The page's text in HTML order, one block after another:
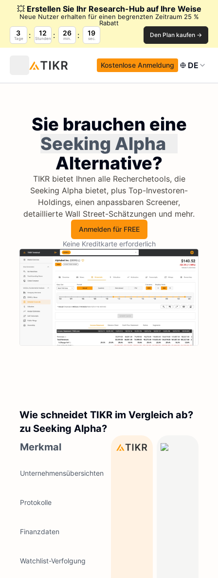
💥 Erstellen Sie Ihr Research-Hub auf Ihre Weise
Neue Nutzer erhalten für einen begrenzten Zeitraum 25 %
Rabatt
3
Tage
12
Stunden
26
min.
18
sec. Den Plan kaufen →
Kostenlose Anmeldung DE
Sie brauchen eine
Seeking Alpha
Alternative?
TIKR bietet Ihnen alle Recherchetools, die
Seeking Alpha bietet, plus Top-Investoren-
Holdings, einen anpassbaren Screener,
detaillierte Wall Street-Schätzungen und mehr.
Anmelden für FREE
Keine Kreditkarte erforderlich
Wie schneidet TIKR im Vergleich ab?
zu Seeking Alpha?
Merkmal
Unternehmensübersichten
Protokolle
Finanzdaten
Watchlist-Verfolgung